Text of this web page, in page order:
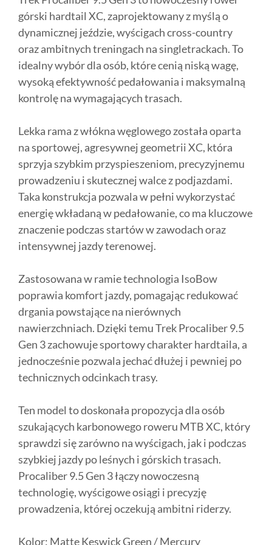
górski hardtail XC, zaprojektowany z myślą o
dynamicznej jeździe, wyścigach cross-country
oraz ambitnych treningach na singletrackach. To
idealny wybór dla osób, które cenią niską wagę,
wysoką efektywność pedałowania i maksymalną
kontrolę na wymagających trasach.
Lekka rama z włókna węglowego została oparta
na sportowej, agresywnej geometrii XC, która
sprzyja szybkim przyspieszeniom, precyzyjnemu
prowadzeniu i skutecznej walce z podjazdami.
Taka konstrukcja pozwala w pełni wykorzystać
energię wkładaną w pedałowanie, co ma kluczowe
znaczenie podczas startów w zawodach oraz
intensywnej jazdy terenowej.
Zastosowana w ramie technologia IsoBow
poprawia komfort jazdy, pomagając redukować
drgania powstające na nierównych
nawierzchniach. Dzięki temu Trek Procaliber 9.5
Gen 3 zachowuje sportowy charakter hardtaila, a
jednocześnie pozwala jechać dłużej i pewniej po
technicznych odcinkach trasy.
Ten model to doskonała propozycja dla osób
szukających karbonowego roweru MTB XC, który
sprawdzi się zarówno na wyścigach, jak i podczas
szybkiej jazdy po leśnych i górskich trasach.
Procaliber 9.5 Gen 3 łączy nowoczesną
technologię, wyścigowe osiągi i precyzję
prowadzenia, której oczekują ambitni riderzy.
Kolor: Matte Keswick Green / Mercury